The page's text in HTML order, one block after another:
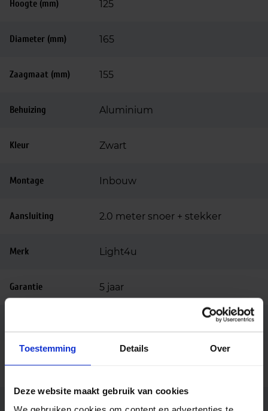
Toestemming Details Over
Deze website maakt gebruik van cookies
Hoogte (mm) 125
Diameter (mm) 165
Zaagmaat (mm) 155
Behuizing Aluminium
Kleur Zwart
Montage Inbouw
Aansluiting 2.0 meter snoer + stekker
Merk Light4u
Garantie 5 jaar
Fabrikantnaam
Dali dimbaar, fase afsnijding